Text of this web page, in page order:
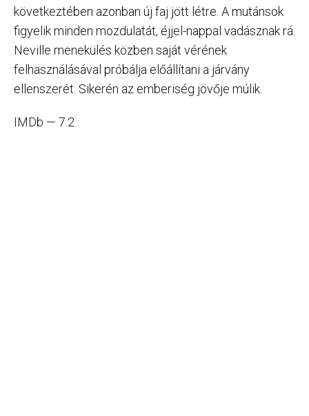
következtében azonban új faj jött létre. A mutánsok
figyelik minden mozdulatát, éjjel-nappal vadásznak rá.
Neville menekülés közben saját vérének
felhasználásával próbálja előállítani a járvány
ellenszerét. Sikerén az emberiség jövője múlik.
IMDb — 7.2